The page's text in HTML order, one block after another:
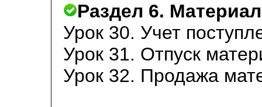
Раздел 6.
Урок 30. Учет
Урок 31. Отпуск
Урок 32. Продажа